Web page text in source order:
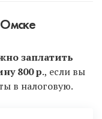
Омске
заплатить
800 р., если вы
в налоговую.